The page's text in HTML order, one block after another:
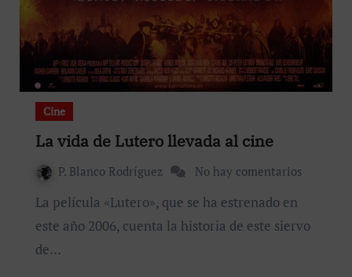
Cine
La vida de Lutero llevada al cine
P. Blanco Rodríguez No hay comentarios
La película «Lutero», que se ha estrenado en
este año 2006, cuenta la historia de este siervo
de…